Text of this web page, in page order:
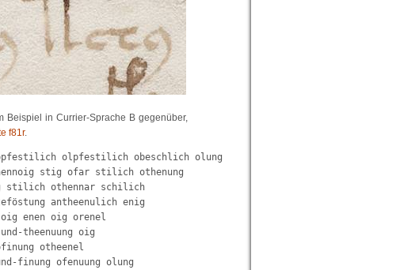
Beispiel in Currier-Sprache B gegenüber,
f81r.
olpfestilich obeschlich olung
stig ofar stilich othenung
stilich othennar schilich
antheenulich enig
enen oig orenel
theenuung oig
otheenel
finung ofenuung olung